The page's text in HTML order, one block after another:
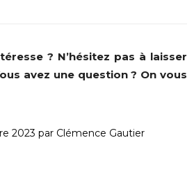
? N’hésitez pas à laisser
avez une question ? On vous
2023 par Clémence Gautier